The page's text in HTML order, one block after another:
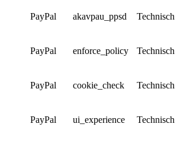
PayPal akavpau_ppsd Technisch
PayPal enforce_policy Technisch
PayPal cookie_check Technisch
PayPal ui_experience Technisch